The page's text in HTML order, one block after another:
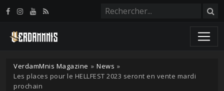
VerdamMnis Magazine » News »
Les places pour le HELLFEST 2023 seront en vente mardi
prochain
Panneau de gestion des cookies